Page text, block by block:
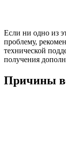
Если ни одно из
проблему,
технической
получения
Причины